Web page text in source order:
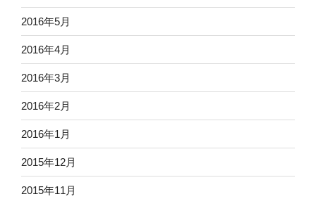
2016年5月
2016年4月
2016年3月
2016年2月
2016年1月
2015年12月
2015年11月